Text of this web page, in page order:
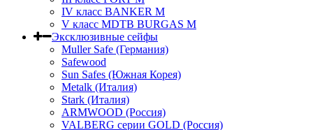
IV класс BANKER M
V класс МDTB BURGAS M
Эксклюзивные сейфы
Muller Safe (Германия)
Safewood
Sun Safes (Южная Корея)
Metalk (Италия)
Stark (Италия)
ARMWOOD (Россия)
VALBERG серии GOLD (Россия)